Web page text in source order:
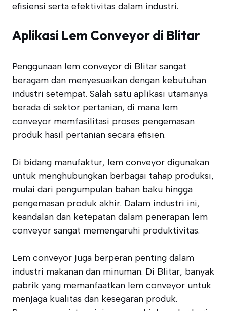
efisiensi serta efektivitas dalam industri.
Aplikasi Lem Conveyor di Blitar
Penggunaan lem conveyor di Blitar sangat
beragam dan menyesuaikan dengan kebutuhan
industri setempat. Salah satu aplikasi utamanya
berada di sektor pertanian, di mana lem
conveyor memfasilitasi proses pengemasan
produk hasil pertanian secara efisien.
Di bidang manufaktur, lem conveyor digunakan
untuk menghubungkan berbagai tahap produksi,
mulai dari pengumpulan bahan baku hingga
pengemasan produk akhir. Dalam industri ini,
keandalan dan ketepatan dalam penerapan lem
conveyor sangat memengaruhi produktivitas.
Lem conveyor juga berperan penting dalam
industri makanan dan minuman. Di Blitar, banyak
pabrik yang memanfaatkan lem conveyor untuk
menjaga kualitas dan kesegaran produk.